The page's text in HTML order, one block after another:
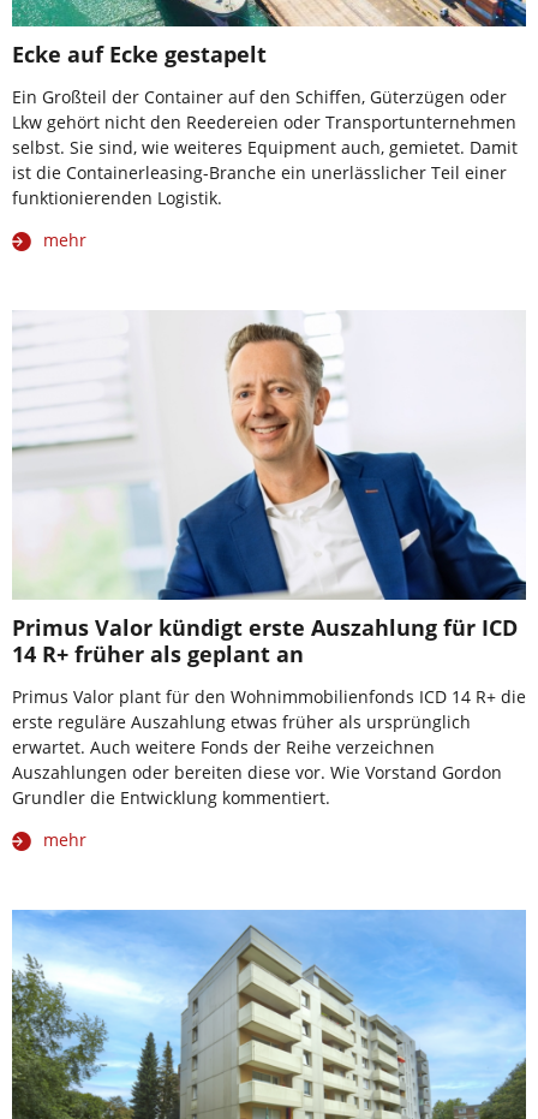
Ecke auf Ecke gestapelt
Ein Großteil der Container auf den Schiffen, Güterzügen oder
Lkw gehört nicht den Reedereien oder Transportunternehmen
selbst. Sie sind, wie weiteres Equipment auch, gemietet. Damit
ist die Containerleasing-Branche ein unerlässlicher Teil einer
funktionierenden Logistik.
mehr
Primus Valor kündigt erste Auszahlung für ICD
14 R+ früher als geplant an
Primus Valor plant für den Wohnimmobilienfonds ICD 14 R+ die
erste reguläre Auszahlung etwas früher als ursprünglich
erwartet. Auch weitere Fonds der Reihe verzeichnen
Auszahlungen oder bereiten diese vor. Wie Vorstand Gordon
Grundler die Entwicklung kommentiert.
mehr